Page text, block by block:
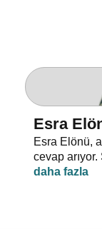
Esra
Esra Elönü,
cevap
oyuncuya
Hayata,